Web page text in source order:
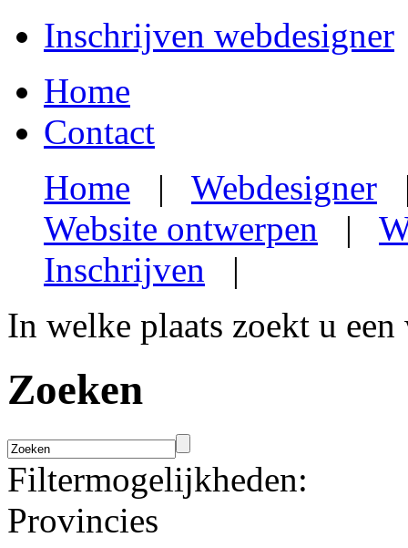
Inschrijven webdesigner
Home
Contact
Home | Webdesigner
Website ontwerpen |
Inschrijven |
In welke plaats zoekt u een
Zoeken
Filtermogelijkheden:
Provincies